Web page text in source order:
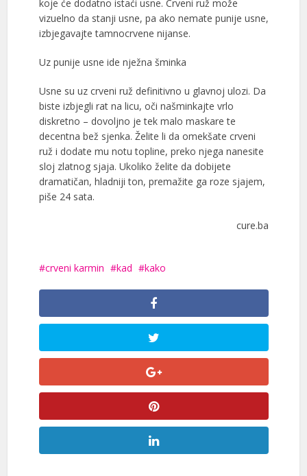
koje će dodatno istaći usne. Crveni ruž može
vizuelno da stanji usne, pa ako nemate punije usne,
izbjegavajte tamnocrvene nijanse.
Uz punije usne ide nježna šminka
Usne su uz crveni ruž definitivno u glavnoj ulozi. Da
biste izbjegli rat na licu, oči našminkajte vrlo
diskretno – dovoljno je tek malo maskare te
decentna bež sjenka. Želite li da omekšate crveni
ruž i dodate mu notu topline, preko njega nanesite
sloj zlatnog sjaja. Ukoliko želite da dobijete
dramatičan, hladniji ton, premažite ga roze sjajem,
piše 24 sata.
cure.ba
crveni karmin kad kako